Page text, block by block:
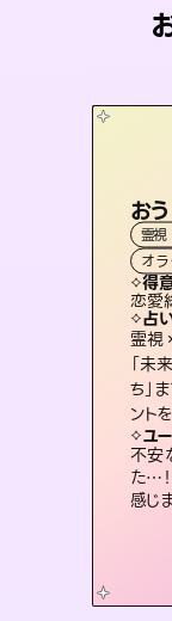
お
霊視
オ
得
恋愛
占
霊視
「未
ち」
ント
ユ
不安
た…
感じ